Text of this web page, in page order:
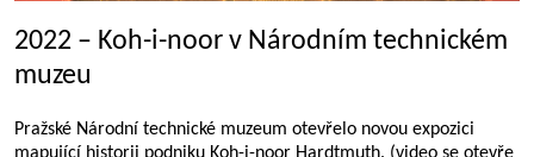
2022 – Koh-i-noor v Národním technickém
muzeu
Pražské Národní technické muzeum otevřelo novou expozici